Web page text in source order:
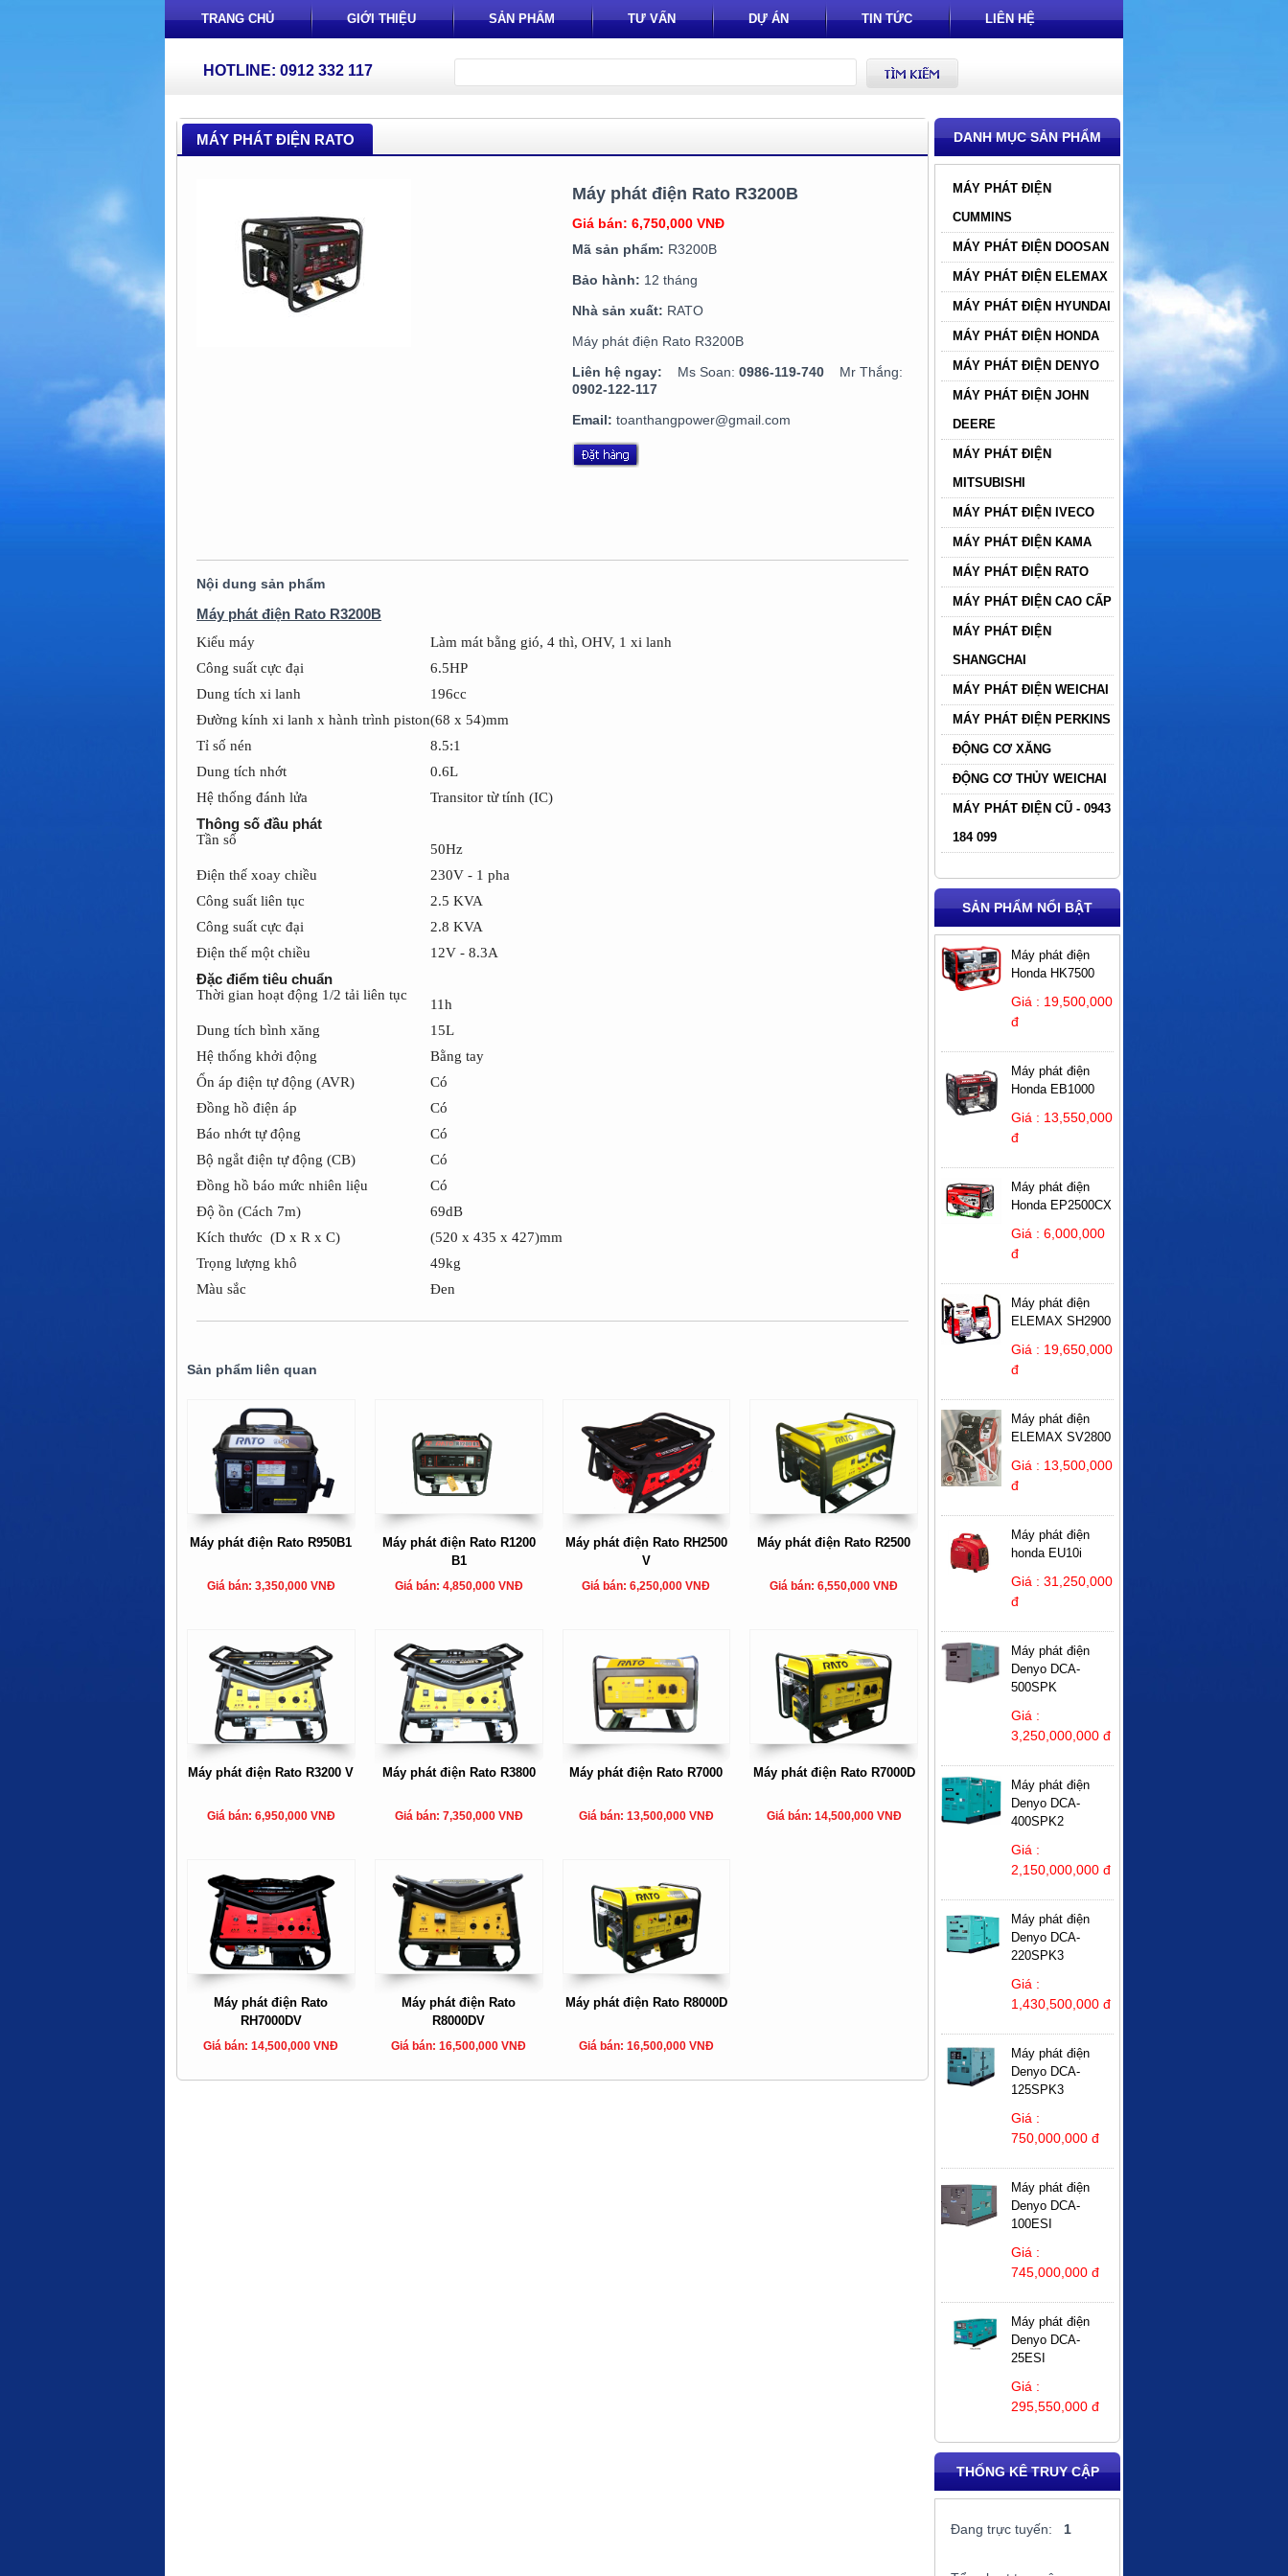
TRANG CHỦ GIỚI THIỆU SẢN PHẨM TƯ VẤN DỰ ÁN TIN TỨC LIÊN HỆ
HOTLINE: 0912 332 117
MÁY PHÁT ĐIỆN RATO
Máy phát điện Rato R3200B
Giá bán: 6,750,000 VNĐ
Mã sản phẩm: R3200B
Bảo hành: 12 tháng
Nhà sản xuất: RATO
Máy phát điện Rato R3200B
Liên hệ ngay:
Ms Soan: 0986-119-740Mr Thắng:
0902-122-117
Email: toanthangpower@gmail.com
Nội dung sản phẩm
Máy phát điện Rato R3200B
Kiểu máy
Làm mát bằng gió, 4 thì, OHV, 1 xi lanh
Công suất cực đại
6.5HP
Dung tích xi lanh
196cc
Đường kính xi lanh x hành trình piston(68 x 54)mm
Tỉ số nén
8.5:1
Dung tích nhớt
0.6L
Hệ thống đánh lửa
Transitor từ tính (IC)
Thông số đầu phát
Tần số
50Hz
Điện thế xoay chiều
230V - 1 pha
Công suất liên tục
2.5 KVA
Công suất cực đại
2.8 KVA
Điện thế một chiều
12V - 8.3A
Đặc điểm tiêu chuẩn
Thời gian hoạt động 1/2 tải liên tục
11h
Dung tích bình xăng
15L
Hệ thống khởi động
Bằng tay
Ổn áp điện tự động (AVR)
Có
Đồng hồ điện áp
Có
Báo nhớt tự động
Có
Bộ ngắt điện tự động (CB)
Có
Đồng hồ báo mức nhiên liệu
Có
Độ ồn (Cách 7m)
69dB
Kích thước (D x R x C)
(520 x 435 x 427)mm
Trọng lượng khô
49kg
Màu sắc
Đen
Sản phẩm liên quan
Máy phát điện Rato R950B1
Giá bán: 3,350,000 VNĐ
Máy phát điện Rato R1200
B1
Giá bán: 4,850,000 VNĐ
Máy phát điện Rato RH2500
V
Giá bán: 6,250,000 VNĐ
Máy phát điện Rato R2500
Giá bán: 6,550,000 VNĐ
Máy phát điện Rato R3200 V
Giá bán: 6,950,000 VNĐ
Máy phát điện Rato R3800
Giá bán: 7,350,000 VNĐ
Máy phát điện Rato R7000
Giá bán: 13,500,000 VNĐ
Máy phát điện Rato R7000D
Giá bán: 14,500,000 VNĐ
Máy phát điện Rato
RH7000DV
Giá bán: 14,500,000 VNĐ
Máy phát điện Rato
R8000DV
Giá bán: 16,500,000 VNĐ
Máy phát điện Rato R8000D
Giá bán: 16,500,000 VNĐ
DANH MỤC SẢN PHẨM
MÁY PHÁT ĐIỆN
CUMMINS
MÁY PHÁT ĐIỆN DOOSAN
MÁY PHÁT ĐIỆN ELEMAX
MÁY PHÁT ĐIỆN HYUNDAI
MÁY PHÁT ĐIỆN HONDA
MÁY PHÁT ĐIỆN DENYO
MÁY PHÁT ĐIỆN JOHN
DEERE
MÁY PHÁT ĐIỆN
MITSUBISHI
MÁY PHÁT ĐIỆN IVECO
MÁY PHÁT ĐIỆN KAMA
MÁY PHÁT ĐIỆN RATO
MÁY PHÁT ĐIỆN CAO CẤP
MÁY PHÁT ĐIỆN
SHANGCHAI
MÁY PHÁT ĐIỆN WEICHAI
MÁY PHÁT ĐIỆN PERKINS
ĐỘNG CƠ XĂNG
ĐỘNG CƠ THỦY WEICHAI
MÁY PHÁT ĐIỆN CŨ - 0943
184 099
SẢN PHẨM NỔI BẬT
Máy phát điện
Honda HK7500
Giá : 19,500,000
đ
Máy phát điện
Honda EB1000
Giá : 13,550,000
đ
Máy phát điện
Honda EP2500CX
Giá : 6,000,000
đ
Máy phát điện
ELEMAX SH2900
Giá : 19,650,000
đ
Máy phát điện
ELEMAX SV2800
Giá : 13,500,000
đ
Máy phát điện
honda EU10i
Giá : 31,250,000
đ
Máy phát điện
Denyo DCA-
500SPK
Giá :
3,250,000,000 đ
Máy phát điện
Denyo DCA-
400SPK2
Giá :
2,150,000,000 đ
Máy phát điện
Denyo DCA-
220SPK3
Giá :
1,430,500,000 đ
Máy phát điện
Denyo DCA-
125SPK3
Giá :
750,000,000 đ
Máy phát điện
Denyo DCA-
100ESI
Giá :
745,000,000 đ
Máy phát điện
Denyo DCA-
25ESI
Giá :
295,550,000 đ
THỐNG KÊ TRUY CẬP
Đang trực tuyến: 1